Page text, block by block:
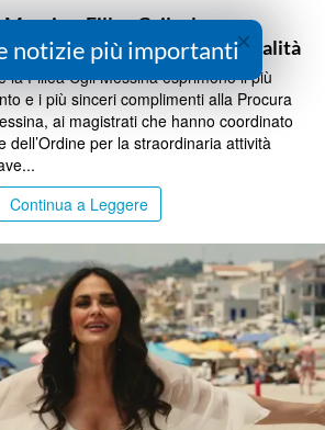
Fillea Cgil: plauso a
e appello per più legalità
la Fillea Cgil Messina esprimono il più
e i più sinceri complimenti alla Procura
ai magistrati che hanno coordinato
dell’Ordine per la straordinaria attività
Continua a Leggere
×
notizie più importanti